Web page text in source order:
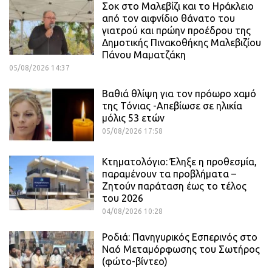
Σοκ στο Μαλεβίζι και το Ηράκλειο
από τον αιφνίδιο θάνατο του
γιατρού και πρώην προέδρου της
Δημοτικής Πινακοθήκης Μαλεβιζίου
Πάνου Μαματζάκη
05/08/2026 14:37
Βαθιά θλίψη για τον πρόωρο χαμό
της Τόνιας -Απεβίωσε σε ηλικία
μόλις 53 ετών
05/08/2026 17:58
Κτηματολόγιο: Έληξε η προθεσμία,
παραμένουν τα προβλήματα –
Ζητούν παράταση έως το τέλος
του 2026
04/08/2026 10:28
Ροδιά: Πανηγυρικός Εσπερινός στο
Ναό Μεταμόρφωσης του Σωτήρος
(φώτο-βίντεο)